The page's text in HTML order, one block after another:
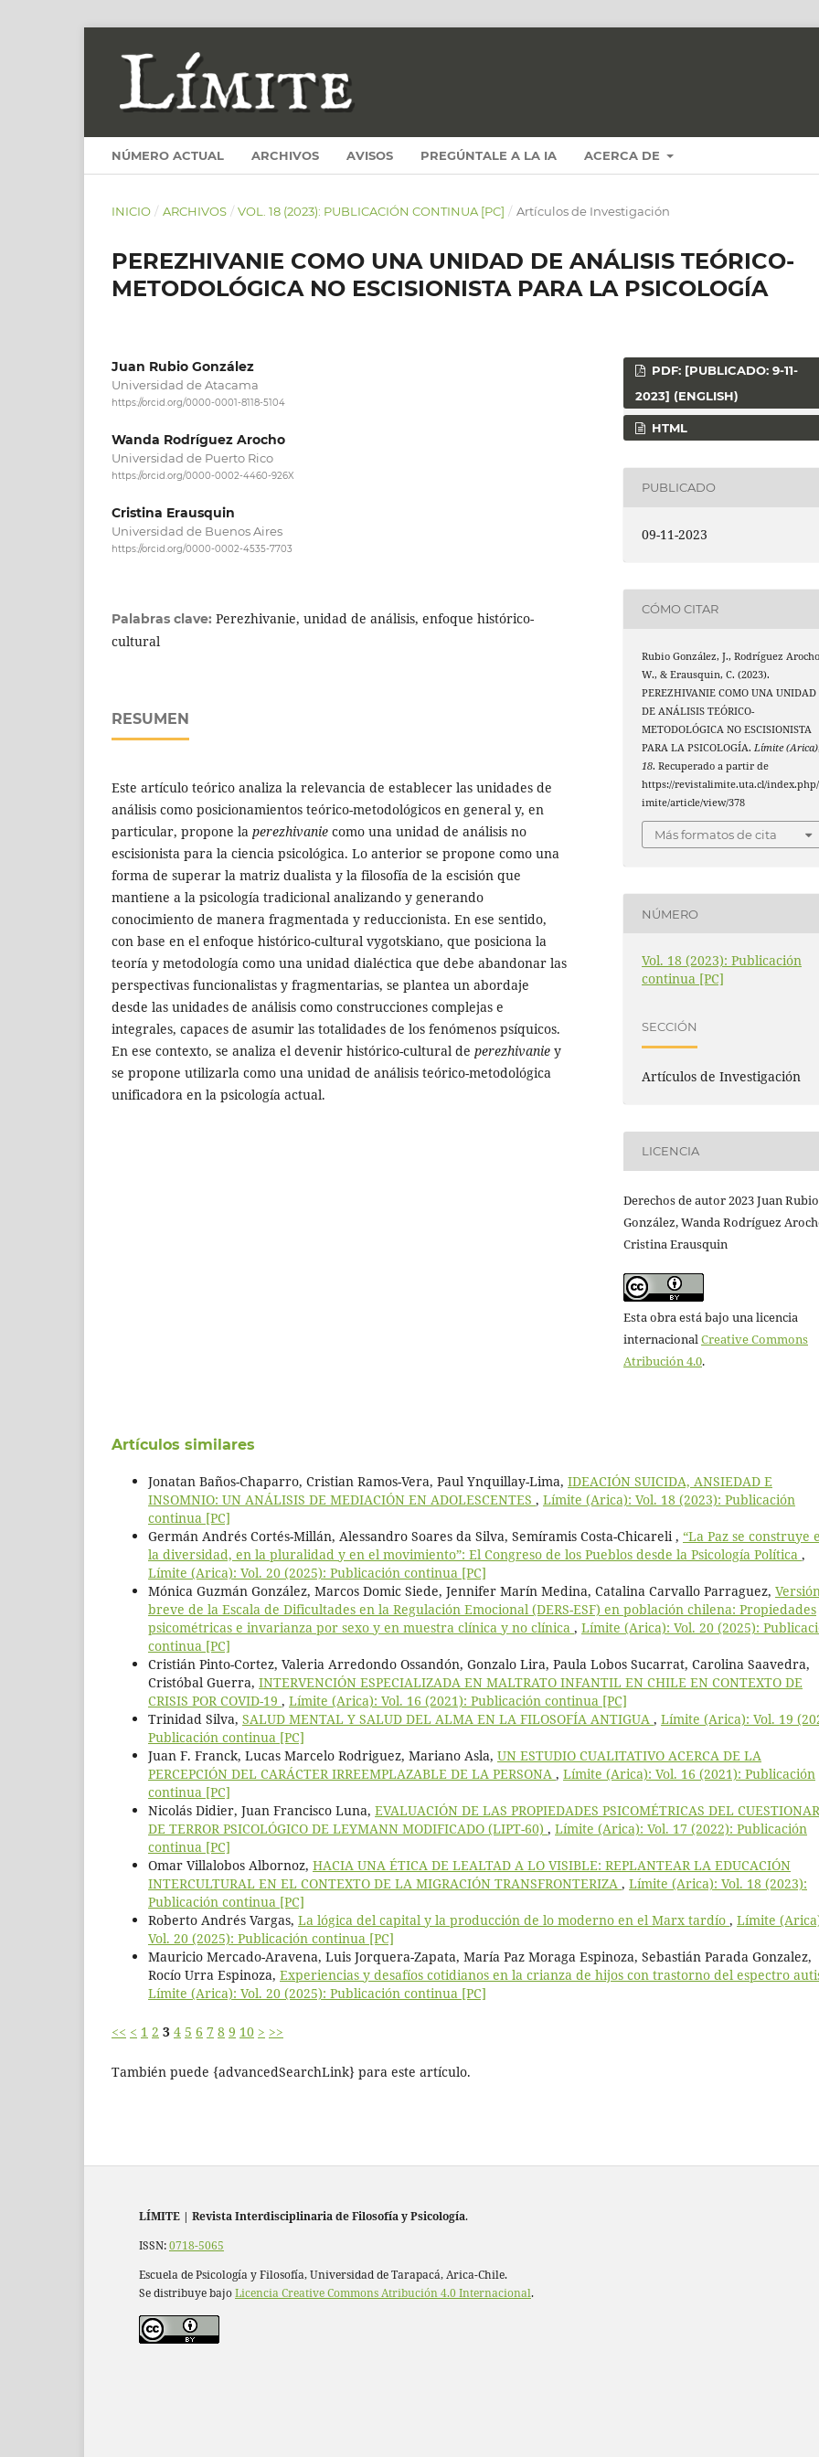
NÚMERO ACTUAL ARCHIVOS AVISOS PREGÚNTALE A LA IA ACERCA DE
INICIO / ARCHIVOS / VOL. 18 (2023): PUBLICACIÓN CONTINUA [PC] / Artículos de Investigación
PEREZHIVANIE COMO UNA UNIDAD DE ANÁLISIS TEÓRICO-
METODOLÓGICA NO ESCISIONISTA PARA LA PSICOLOGÍA
Juan Rubio González
Universidad de Atacama
https://orcid.org/0000-0001-8118-5104
Wanda Rodríguez Arocho
Universidad de Puerto Rico
https://orcid.org/0000-0002-4460-926X
Cristina Erausquin
Universidad de Buenos Aires
https://orcid.org/0000-0002-4535-7703
Palabras clave: Perezhivanie, unidad de análisis, enfoque histórico-
cultural
RESUMEN
Este artículo teórico analiza la relevancia de establecer las unidades de
análisis como posicionamientos teórico-metodológicos en general y, en
particular, propone la perezhivanie como una unidad de análisis no
escisionista para la ciencia psicológica. Lo anterior se propone como una
forma de superar la matriz dualista y la filosofía de la escisión que
mantiene a la psicología tradicional analizando y generando
conocimiento de manera fragmentada y reduccionista. En ese sentido,
con base en el enfoque histórico-cultural vygotskiano, que posiciona la
teoría y metodología como una unidad dialéctica que debe abandonar las
perspectivas funcionalistas y fragmentarias, se plantea un abordaje
desde las unidades de análisis como construcciones complejas e
integrales, capaces de asumir las totalidades de los fenómenos psíquicos.
En ese contexto, se analiza el devenir histórico-cultural de perezhivanie y
se propone utilizarla como una unidad de análisis teórico-metodológica
unificadora en la psicología actual.
PDF: [PUBLICADO: 9-11-
2023] (ENGLISH)
HTML
PUBLICADO
09-11-2023
CÓMO CITAR
Rubio González, J., Rodríguez
W., & Erausquin, C. (2023).
PEREZHIVANIE COMO UNA UNIDAD
DE ANÁLISIS TEÓRICO-
METODOLÓGICA NO ESCISIONISTA
PARA LA PSICOLOGÍA.Límite (Arica)
18. Recuperado a partir de
https://revistalimite.uta.cl/
imite/article/view/378
Más formatos de cita
NÚMERO
Vol. 18 (2023): Publicación
continua [PC]
SECCIÓN
Artículos de Investigación
LICENCIA
Derechos de autor 2023 Juan Rubio
González, Wanda Rodríguez
Cristina Erausquin
Esta obra está bajo una licencia
internacional Creative Commons
Atribución 4.0.
Artículos similares
Jonatan Baños-Chaparro, Cristian Ramos-Vera, Paul Ynquillay-Lima, IDEACIÓN SUICIDA, ANSIEDAD E
INSOMNIO: UN ANÁLISIS DE MEDIACIÓN EN ADOLESCENTES , Límite (Arica): Vol. 18 (2023): Publicación
continua [PC]
Germán Andrés Cortés-Millán, Alessandro Soares da Silva, Semíramis Costa-Chicareli , “La Paz se construye
la diversidad, en la pluralidad y en el movimiento”: El Congreso de los Pueblos desde la Psicología Política ,
Límite (Arica): Vol. 20 (2025): Publicación continua [PC]
Mónica Guzmán González, Marcos Domic Siede, Jennifer Marín Medina, Catalina Carvallo Parraguez,
breve de la Escala de Dificultades en la Regulación Emocional (DERS-ESF) en población chilena: Propiedades
psicométricas e invarianza por sexo y en muestra clínica y no clínica , Límite (Arica): Vol. 20 (2025):
continua [PC]
Cristián Pinto-Cortez, Valeria Arredondo Ossandón, Gonzalo Lira, Paula Lobos Sucarrat, Carolina Saavedra,
Cristóbal Guerra, INTERVENCIÓN ESPECIALIZADA EN MALTRATO INFANTIL EN CHILE EN CONTEXTO DE
CRISIS POR COVID-19 , Límite (Arica): Vol. 16 (2021): Publicación continua [PC]
Trinidad Silva, SALUD MENTAL Y SALUD DEL ALMA EN LA FILOSOFÍA ANTIGUA , Límite (Arica): Vol. 19
Publicación continua [PC]
Juan F. Franck, Lucas Marcelo Rodriguez, Mariano Asla, UN ESTUDIO CUALITATIVO ACERCA DE LA
PERCEPCIÓN DEL CARÁCTER IRREEMPLAZABLE DE LA PERSONA , Límite (Arica): Vol. 16 (2021): Publicación
continua [PC]
Nicolás Didier, Juan Francisco Luna, EVALUACIÓN DE LAS PROPIEDADES PSICOMÉTRICAS DEL
DE TERROR PSICOLÓGICO DE LEYMANN MODIFICADO (LIPT-60) , Límite (Arica): Vol. 17 (2022): Publicación
continua [PC]
Omar Villalobos Albornoz, HACIA UNA ÉTICA DE LEALTAD A LO VISIBLE: REPLANTEAR LA EDUCACIÓN
INTERCULTURAL EN EL CONTEXTO DE LA MIGRACIÓN TRANSFRONTERIZA , Límite (Arica): Vol. 18 (2023):
Publicación continua [PC]
Roberto Andrés Vargas, La lógica del capital y la producción de lo moderno en el Marx tardío , Límite
Vol. 20 (2025): Publicación continua [PC]
Mauricio Mercado-Aravena, Luis Jorquera-Zapata, María Paz Moraga Espinoza, Sebastián Parada Gonzalez,
Rocío Urra Espinoza, Experiencias y desafíos cotidianos en la crianza de hijos con trastorno del espectro
Límite (Arica): Vol. 20 (2025): Publicación continua [PC]
<< < 1 2 3 4 5 6 7 8 9 10 > >>
También puede {advancedSearchLink} para este artículo.
LÍMITE | Revista Interdisciplinaria de Filosofía y Psicología.
ISSN:0718-5065
Escuela de Psicología y Filosofía, Universidad de Tarapacá, Arica-Chile.
Se distribuye bajoLicencia Creative Commons Atribución 4.0 Internacional.